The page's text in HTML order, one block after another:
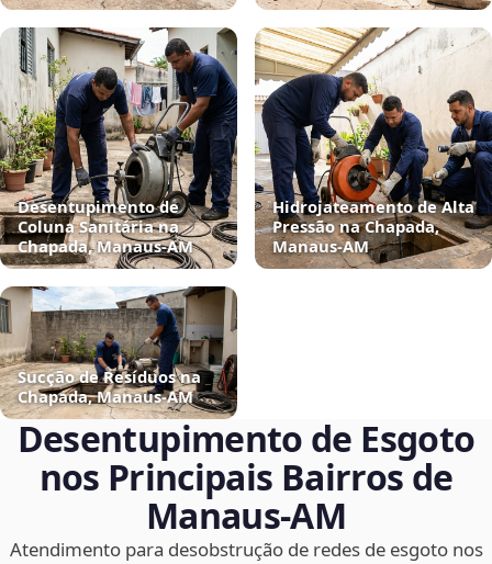
Desentupimento de
Coluna Sanitária na
Chapada, Manaus‑AM
Hidrojateamento de Alta
Pressão na Chapada,
Manaus‑AM
Sucção de Resíduos na
Chapada, Manaus‑AM
Desentupimento de Esgoto
nos Principais Bairros de
Manaus‑AM
Atendimento para desobstrução de redes de esgoto nos